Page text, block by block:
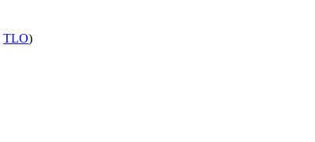
TLO)